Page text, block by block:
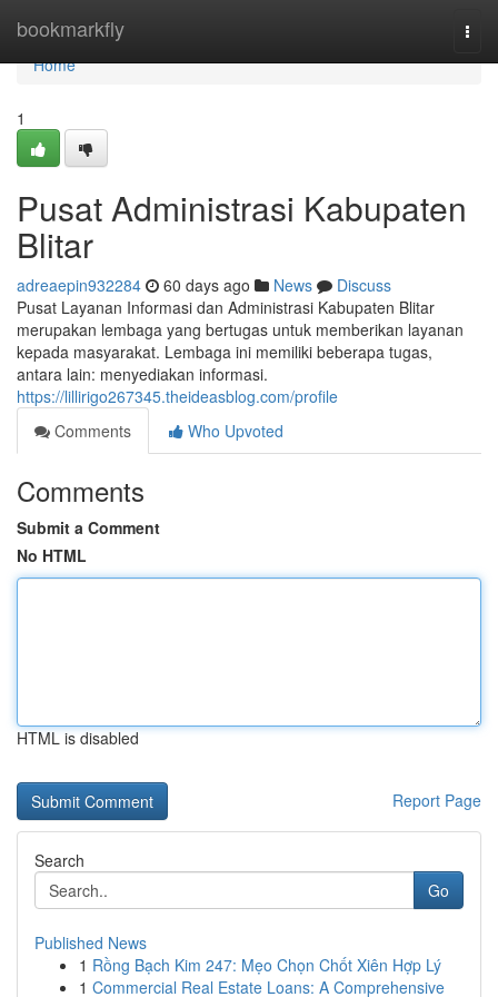
bookmarkfly
Home
Home
1
Pusat Administrasi Kabupaten
Blitar
adreaepin932284 60 days ago News
Discuss
Pusat Layanan Informasi dan Administrasi Kabupaten Blitar
merupakan lembaga yang bertugas untuk memberikan layanan
kepada masyarakat. Lembaga ini memiliki beberapa tugas,
antara lain: menyediakan informasi.
https://lillirigo267345.theideasblog.com/profile
Comments
Who Upvoted
Comments
Submit a Comment
No HTML
HTML is disabled
Report Page
Search
Go
Published News
1 Rồng Bạch Kim 247: Mẹo Chọn Chốt Xiên Hợp Lý
1 Commercial Real Estate Loans: A Comprehensive